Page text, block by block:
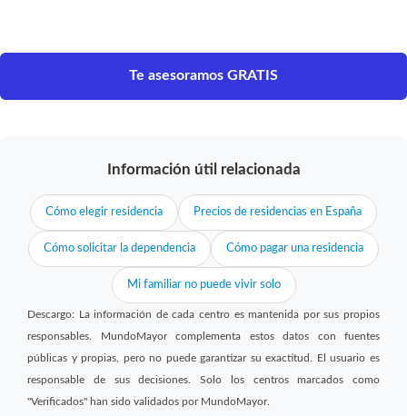
Te asesoramos GRATIS
Información útil relacionada
Cómo elegir residencia Precios de residencias en España
Cómo solicitar la dependencia Cómo pagar una residencia
Mi familiar no puede vivir solo
Descargo: La información de cada centro es mantenida por sus propios
responsables. MundoMayor complementa estos datos con fuentes
públicas y propias, pero no puede garantizar su exactitud. El usuario es
responsable de sus decisiones. Solo los centros marcados como
"Verificados" han sido validados por MundoMayor.